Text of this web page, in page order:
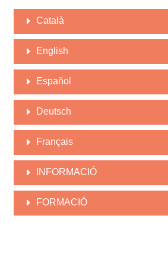
Català
English
Español
Deutsch
Français
INFORMACIÓ
FORMACIÓ